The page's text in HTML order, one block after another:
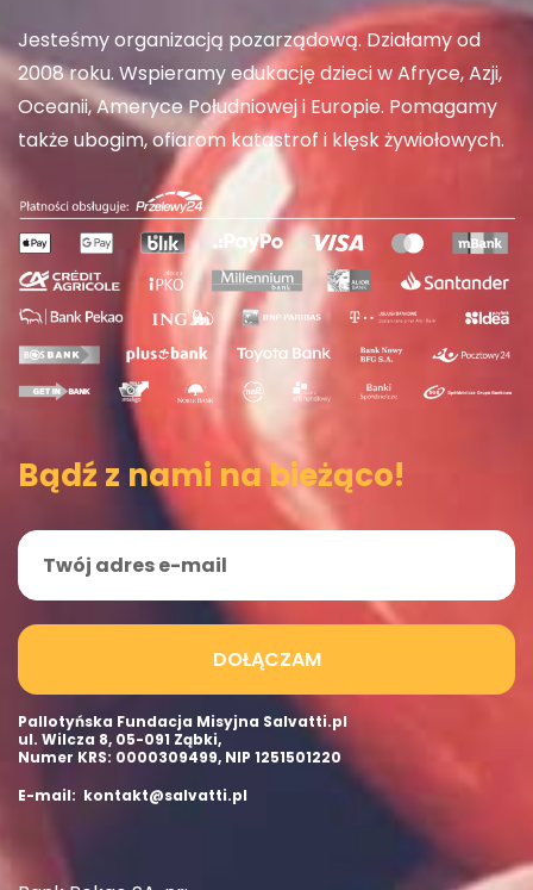
Jesteśmy organizacją pozarządową. Działamy od
2008 roku. Wspieramy edukację dzieci w Afryce, Azji,
Oceanii, Ameryce Południowej i Europie. Pomagamy
także ubogim, ofiarom katastrof i klęsk żywiołowych.
Bądź z nami na bieżąco!
DOŁĄCZAM
Pallotyńska Fundacja Misyjna Salvatti.pl
ul. Wilcza 8, 05-091 Ząbki,
Numer KRS: 0000309499, NIP 1251501220
E-mail: kontakt@salvatti.pl